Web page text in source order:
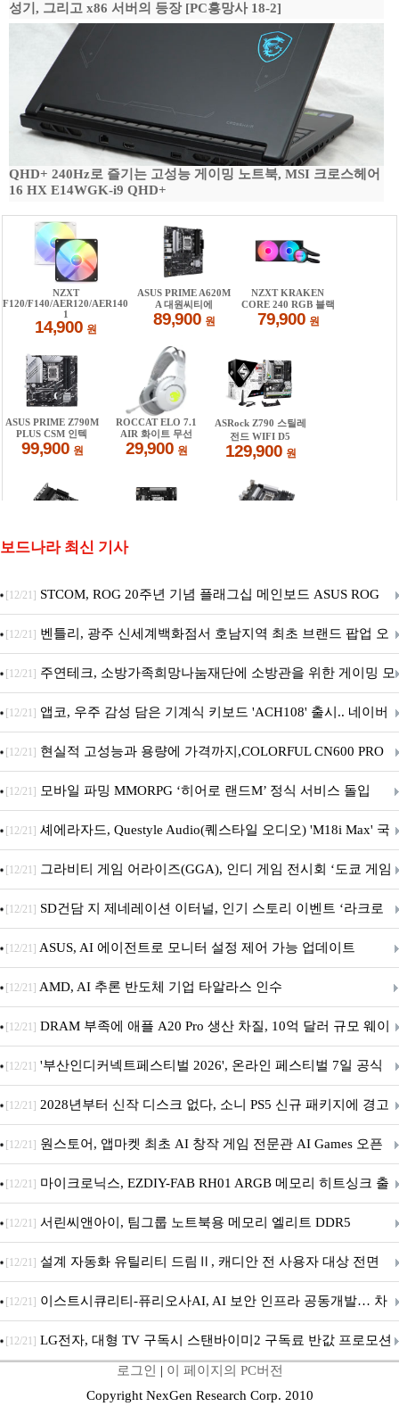
성기, 그리고 x86 서버의 등장 [PC흥망사 18-2]
QHD+ 240Hz로 즐기는 고성능 게이밍 노트북, MSI 크로스헤어
16 HX E14WGK-i9 QHD+
보드나라 최신 기사
[12/21] STCOM, ROG 20주년 기념 플래그십 메인보드 ASUS ROG
Crosshair X870E EDITION 20 국내 출시 예정
[12/21] 벤틀리, 광주 신세계백화점서 호남지역 최초 브랜드 팝업 오
픈
[12/21] 주연테크, 소방가족희망나눔재단에 소방관을 위한 게이밍 모
니터·스마트 펫 침대 기부
[12/21] 앱코, 우주 감성 담은 기계식 키보드 'ACH108' 출시.. 네이버
브랜드데이 기획전 진행
[12/21] 현실적 고성능과 용량에 가격까지,COLORFUL CN600 PRO
M.2 NVMe 디앤디컴 1TB
[12/21] 모바일 파밍 MMORPG ‘히어로 랜드M’ 정식 서비스 돌입
[12/21] 셰에라자드, Questyle Audio(퀘스타일 오디오) 'M18i Max' 국
내 정식 출시
[12/21] 그라비티 게임 어라이즈(GGA), 인디 게임 전시회 ‘도쿄 게임
던전 13’ 참가!
[12/21] SD건담 지 제네레이션 이터널, 인기 스토리 이벤트 ‘라크로
아의 용사’ 재개최 및 풍성한 기념 이벤트 실시!
[12/21] ASUS, AI 에이전트로 모니터 설정 제어 가능 업데이트
[12/21] AMD, AI 추론 반도체 기업 타알라스 인수
[12/21] DRAM 부족에 애플 A20 Pro 생산 차질, 10억 달러 규모 웨이
퍼 대기
[12/21] '부산인디커넥트페스티벌 2026', 온라인 페스티벌 7일 공식
개막... 22일간 진행
[12/21] 2028년부터 신작 디스크 없다, 소니 PS5 신규 패키지에 경고
문 추가
[12/21] 원스토어, 앱마켓 최초 AI 창작 게임 전문관 AI Games 오픈
[12/21] 마이크로닉스, EZDIY-FAB RH01 ARGB 메모리 히트싱크 출
시
[12/21] 서린씨앤아이, 팀그룹 노트북용 메모리 엘리트 DDR5
5600MHz 16GB 출시
[12/21] 설계 자동화 유틸리티 드림Ⅱ, 캐디안 전 사용자 대상 전면
무상 배포
[12/21] 이스트시큐리티-퓨리오사AI, AI 보안 인프라 공동개발… 차
세대 AI 보안 플랫폼 구축
[12/21] LG전자, 대형 TV 구독시 스탠바이미2 구독료 반값 프로모션
로그인 | 이 페이지의 PC버전
Copyright NexGen Research Corp. 2010